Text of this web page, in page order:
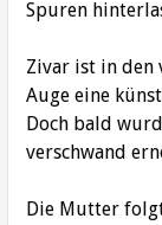
Spuren
Zivar ist in den
Auge eine
Doch bald
verschwand
Die Mutter